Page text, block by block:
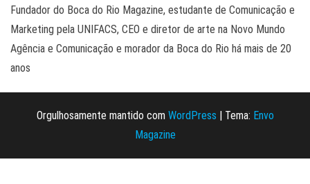
Fundador do Boca do Rio Magazine, estudante de Comunicação e
Marketing pela UNIFACS, CEO e diretor de arte na Novo Mundo
Agência e Comunicação e morador da Boca do Rio há mais de 20
anos
Orgulhosamente mantido com WordPress | Tema: Envo
Magazine